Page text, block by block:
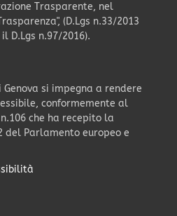
Trasparente, nel
(D.Lgs n.33/2013
D.Lgs n.97/2016).
si impegna a rendere
conformemente al
che ha recepito la
del Parlamento europeo e